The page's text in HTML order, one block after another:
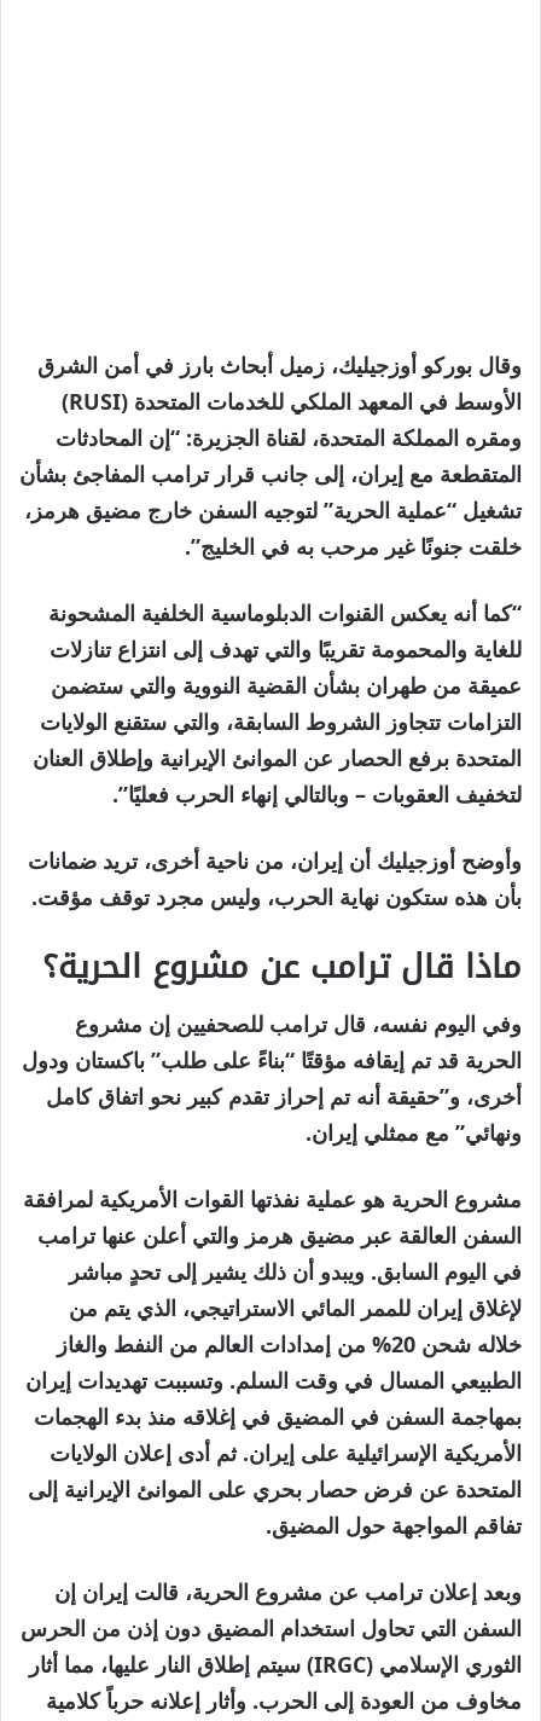
وقال بوركو أوزجيليك، زميل أبحاث بارز في أمن الشرق
الأوسط في المعهد الملكي للخدمات المتحدة (RUSI)
ومقره المملكة المتحدة، لقناة الجزيرة: “إن المحادثات
المتقطعة مع إيران، إلى جانب قرار ترامب المفاجئ بشأن
تشغيل “عملية الحرية” لتوجيه السفن خارج مضيق هرمز،
خلقت جنونًا غير مرحب به في الخليج”.
“كما أنه يعكس القنوات الدبلوماسية الخلفية المشحونة
للغاية والمحمومة تقريبًا والتي تهدف إلى انتزاع تنازلات
عميقة من طهران بشأن القضية النووية والتي ستضمن
التزامات تتجاوز الشروط السابقة، والتي ستقنع الولايات
المتحدة برفع الحصار عن الموانئ الإيرانية وإطلاق العنان
لتخفيف العقوبات – وبالتالي إنهاء الحرب فعليًا”.
وأوضح أوزجيليك أن إيران، من ناحية أخرى، تريد ضمانات
بأن هذه ستكون نهاية الحرب، وليس مجرد توقف مؤقت.
ماذا قال ترامب عن مشروع الحرية؟
وفي اليوم نفسه، قال ترامب للصحفيين إن مشروع
الحرية قد تم إيقافه مؤقتًا “بناءً على طلب” باكستان ودول
أخرى، و”حقيقة أنه تم إحراز تقدم كبير نحو اتفاق كامل
ونهائي” مع ممثلي إيران.
مشروع الحرية هو عملية نفذتها القوات الأمريكية لمرافقة
السفن العالقة عبر مضيق هرمز والتي أعلن عنها ترامب
في اليوم السابق. ويبدو أن ذلك يشير إلى تحدٍ مباشر
لإغلاق إيران للممر المائي الاستراتيجي، الذي يتم من
خلاله شحن 20% من إمدادات العالم من النفط والغاز
الطبيعي المسال في وقت السلم. وتسببت تهديدات إيران
بمهاجمة السفن في المضيق في إغلاقه منذ بدء الهجمات
الأمريكية الإسرائيلية على إيران. ثم أدى إعلان الولايات
المتحدة عن فرض حصار بحري على الموانئ الإيرانية إلى
تفاقم المواجهة حول المضيق.
وبعد إعلان ترامب عن مشروع الحرية، قالت إيران إن
السفن التي تحاول استخدام المضيق دون إذن من الحرس
الثوري الإسلامي (IRGC) سيتم إطلاق النار عليها، مما أثار
مخاوف من العودة إلى الحرب. وأثار إعلانه حرباً كلامية